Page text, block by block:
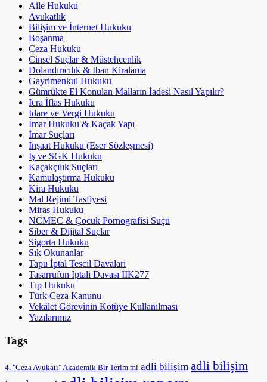
Aile Hukuku
Avukatlık
Bilişim ve İnternet Hukuku
Boşanma
Ceza Hukuku
Cinsel Suçlar & Müstehcenlik
Dolandırıcılık & İban Kiralama
Gayrimenkul Hukuku
Gümrükte El Konulan Malların İadesi Nasıl Yapılır?
İcra İflas Hukuku
İdare ve Vergi Hukuku
İmar Hukuku & Kaçak Yapı
İmar Suçları
İnşaat Hukuku (Eser Sözleşmesi)
İş ve SGK Hukuku
Kaçakçılık Suçları
Kamulaştırma Hukuku
Kira Hukuku
Mal Rejimi Tasfiyesi
Miras Hukuku
NCMEC & Çocuk Pornografisi Suçu
Siber & Dijital Suçlar
Sigorta Hukuku
Sık Okunanlar
Tapu İptal Tescil Davaları
Tasarrufun İptali Davası İİK277
Tıp Hukuku
Türk Ceza Kanunu
Vekâlet Görevinin Kötüye Kullanılması
Yazılarımız
Tags
4. "Ceza Avukatı" Akademik Bir Terim mi adli bilişim adli bilişim